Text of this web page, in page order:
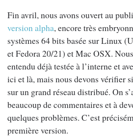
Fin avril, nous avons ouvert au
version alpha, encore très
systèmes 64 bits basée sur Linux
et Fedora 20/21) et Mac OSX.
entendu déjà testée à l’interne et
ici et là, mais nous devons vérifier
sur un grand réseau distribué. On
beaucoup de commentaires et à
quelques problèmes. C’est
première version.